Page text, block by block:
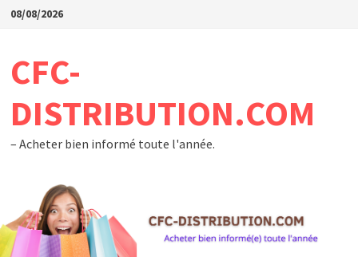
Passer
08/08/2026
CFC-
DISTRIBUTION.COM
– Acheter bien informé toute l'année.